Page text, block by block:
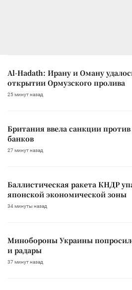
Al-Hadath: Ирану и Оману
открытии Ормузского пролива
25 минут назад
Британия ввела санкции
банков
27 минут назад
Баллистическая ракета КНДР
японской экономической зоны
34 минуты назад
Минобороны Украины
и радары
37 минут назад